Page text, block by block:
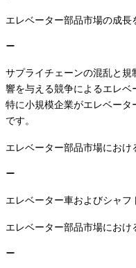
エレベーター部品市場の成
サプライチェーンの混乱と
響を与える競争によるエレベ
特に小規模企業がエレベー
です。
エレベーター部品市場にお
エレベーター車およびシャフ
エレベーター部品市場にお